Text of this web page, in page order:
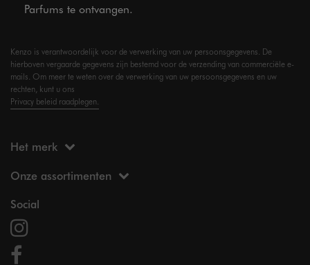
Parfums te ontvangen.
Kenzo is verantwoordelijk voor de verwerking van uw persoonsgegevens. De
hierboven vergaarde gegevens zijn bestemd voor de verzending van commerciële e-
mails. Om meer te weten over de verwerking van uw persoonsgegevens en uw
rechten, kunt u ons
Privacy beleid raadplegen.
Het merk
Onze assortimenten
Social